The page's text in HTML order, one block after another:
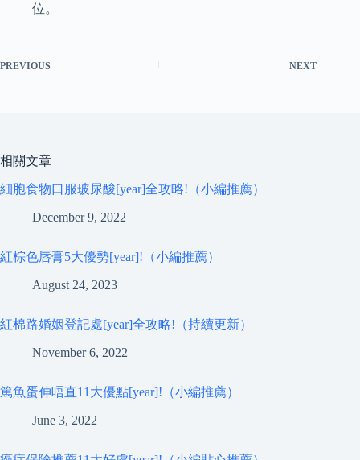
位。
PREVIOUS NEXT
相關文章
細胞食物口服玻尿酸[year]全攻略!（小編推薦）
December 9, 2022
紅棕色唇膏5大優勢[year]!（小編推薦）
August 24, 2023
紅棉路婚姻登記處[year]全攻略!（持續更新）
November 6, 2022
篤魚蛋伸唔直11大優點[year]!（小編推薦）
June 3, 2022